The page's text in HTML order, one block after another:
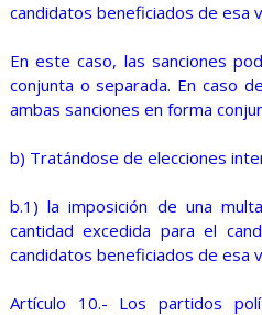
candidatos beneficiados de esa
En este caso, las sanciones
conjunta o separada. En caso
ambas sanciones en forma
b) Tratándose de elecciones
b.1) la imposición de una
cantidad excedida para el
candidatos beneficiados de esa
Artículo 10.- Los partidos